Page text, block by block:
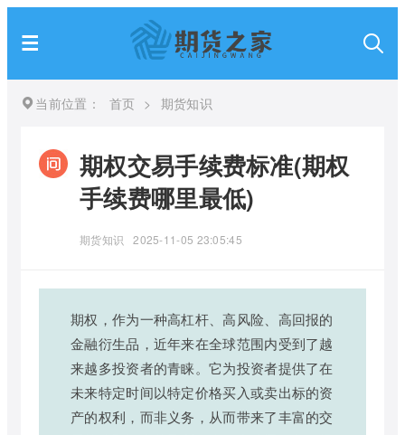
当前位置： 首页 > 期货知识
期权交易手续费标准(期权
手续费哪里最低)
期货知识 2025-11-05 23:05:45
期权，作为一种高杠杆、高风险、高回报的
金融衍生品，近年来在全球范围内受到了越
来越多投资者的青睐。它为投资者提供了在
未来特定时间以特定价格买入或卖出标的资
产的权利，而非义务，从而带来了丰富的交